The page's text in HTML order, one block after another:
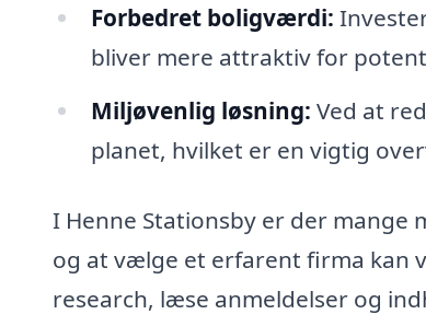
Forbedret boligværdi:
bliver mere attraktiv for
Miljøvenlig løsning: Ved at
planet, hvilket er en vigtig
I Henne Stationsby er der
og at vælge et erfarent firma kan
research, læse anmeldelser og